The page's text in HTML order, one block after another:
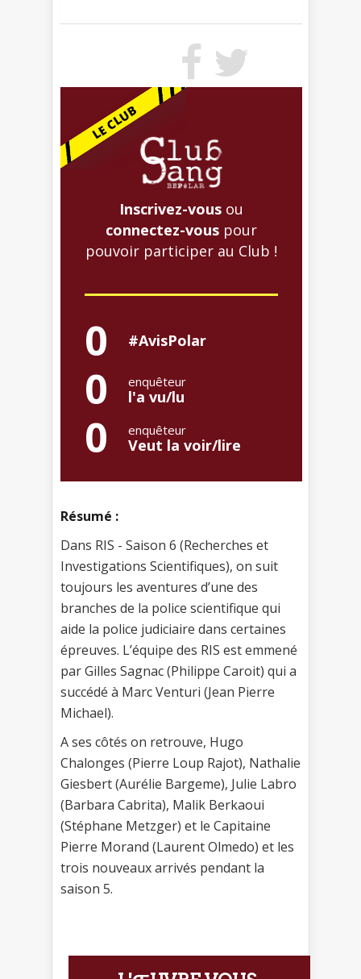
Inscrivez-vous ou
connectez-vous pour
pouvoir participer au Club !
0 #AvisPolar
0 enquêteur
l'a vu/lu
0 enquêteur
Veut la voir/lire
Résumé :
Dans RIS - Saison 6 (Recherches et
Investigations Scientifiques), on suit
toujours les aventures d’une des
branches de la police scientifique qui
aide la police judiciaire dans certaines
épreuves. L’équipe des RIS est emmené
par Gilles Sagnac (Philippe Caroit) qui a
succédé à Marc Venturi (Jean Pierre
Michael).
A ses côtés on retrouve, Hugo
Chalonges (Pierre Loup Rajot), Nathalie
Giesbert (Aurélie Bargeme), Julie Labro
(Barbara Cabrita), Malik Berkaoui
(Stéphane Metzger) et le Capitaine
Pierre Morand (Laurent Olmedo) et les
trois nouveaux arrivés pendant la
saison 5.